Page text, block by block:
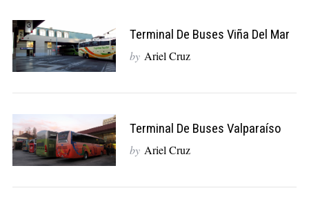
Terminal De Buses Viña Del Mar
by Ariel Cruz
Terminal De Buses Valparaíso
by Ariel Cruz